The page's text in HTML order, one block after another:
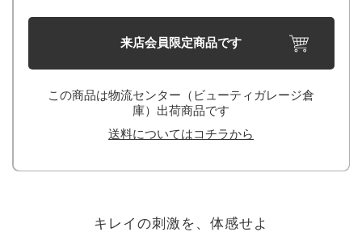
来店会員限定商品です
この商品は物流センター（ビューティガレージ倉
庫）出荷商品です
送料についてはコチラから
キレイの刺激を、体感せよ